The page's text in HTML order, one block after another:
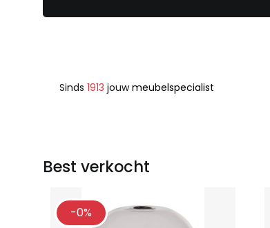
Sinds 1913 jouwmeubelspecialist
Best verkocht
-0%